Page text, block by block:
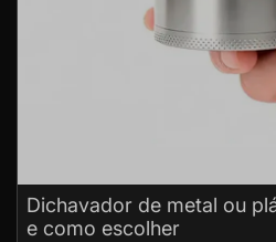
Dichavador de metal ou
e como escolher